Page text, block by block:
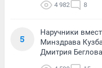
4 982 8
5
Наручники
Минздрава
Дмитрия Беглова